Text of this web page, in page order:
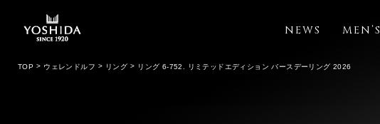
NEWS MEN’S
TOP ウェレンドルフ リング リング 6-752. リミテッドエディション バースデーリング 2026